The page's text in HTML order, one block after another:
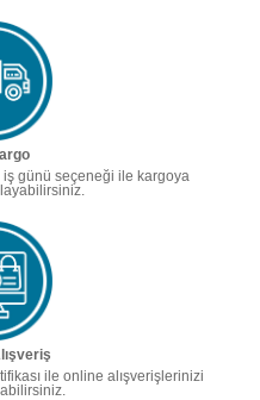
günü seçeneği ile kargoya
ile online alışverişlerinizi